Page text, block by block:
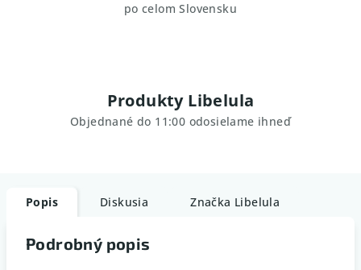
po celom Slovensku
Produkty Libelula
Objednané do 11:00 odosielame ihneď
Popis Diskusia Značka Libelula
Podrobný popis